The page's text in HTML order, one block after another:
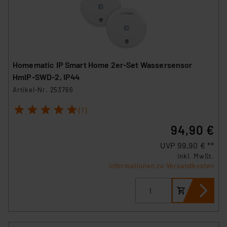
Homematic IP Smart Home 2er-Set Wassersensor
HmIP-SWD-2, IP44
Artikel-Nr. 253766
1 2 3 4 5 (1)
94,90 €
UVP 99,90 € **
inkl. MwSt.
Informationen zu Versandkosten